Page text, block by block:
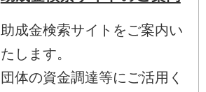
助成金検索サイトをご案内い
たします。
団体の資金調達等にご活用く